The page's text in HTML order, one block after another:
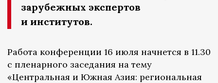
зарубежных экспертов
и институтов.
Работа конференции 16 июля начнется в 11.30
с пленарного заседания на тему
«Центральная и Южная Азия: региональная